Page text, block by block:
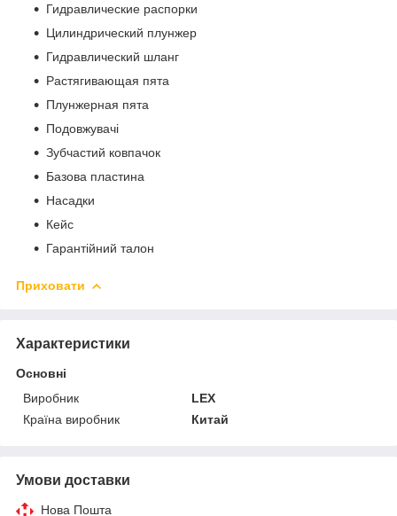
Гидравлические распорки
Цилиндрический плунжер
Гидравлический шланг
Растягивающая пята
Плунжерная пята
Подовжувачі
Зубчастий ковпачок
Базова пластина
Насадки
Кейс
Гарантійний талон
Приховати
Характеристики
Основні
Виробник
LEX
Країна виробник
Китай
Умови доставки
Нова Пошта